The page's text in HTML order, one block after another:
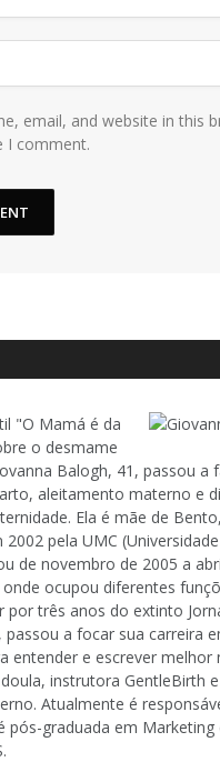
email, and website in this
I comment.
"O Mamá é da
o desmame
Balogh, 41, passou a
aleitamento materno e
Ela é mãe de
pela UMC
de novembro de 2005 a
ocupou diferentes
três anos do extinto
a focar sua carreira
entender e escrever melhor
instrutora GentleBirth
Atualmente é
pós-graduada em Marketing